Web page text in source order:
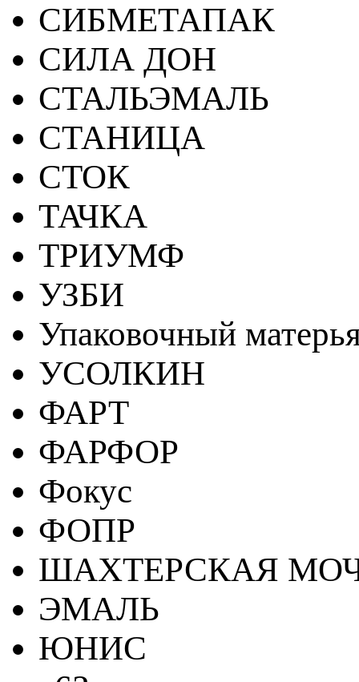
СИБМЕТАПАК
СИЛА ДОН
СТАЛЬЭМАЛЬ
СТАНИЦА
СТОК
ТАЧКА
ТРИУМФ
УЗБИ
Упаковочный
УСОЛКИН
ФАРТ
ФАРФОР
Фокус
ФОПР
ШАХТЕРСКАЯ
ЭМАЛЬ
ЮНИС